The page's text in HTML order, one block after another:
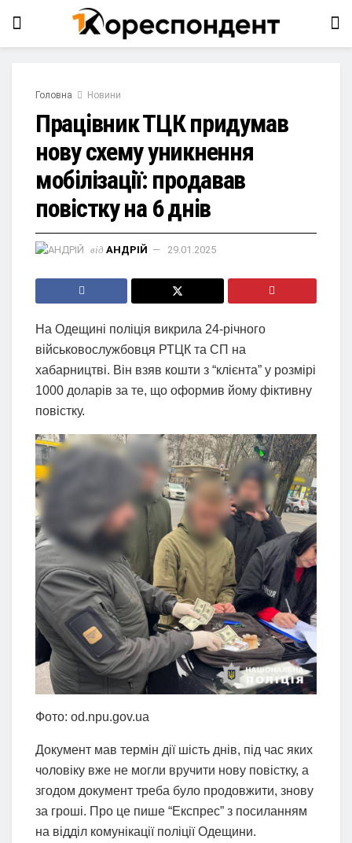
Головна Новини
Працівник ТЦК придумав
нову схему уникнення
мобілізації: продавав
повістку на 6 днів
від АНДРІЙ 29.01.2025
На Одещині поліція викрила 24-річного
військовослужбовця РТЦК та СП на
хабарництві. Він взяв кошти з “клієнта” у розмірі
1000 доларів за те, що оформив йому фіктивну
повістку.
Фото: od.npu.gov.ua
Документ мав термін дії шість днів, під час яких
чоловіку вже не могли вручити нову повістку, а
згодом документ треба було продовжити, знову
за гроші. Про це пише “Експрес” з посиланням
на відділ комунікації поліції Одещини.